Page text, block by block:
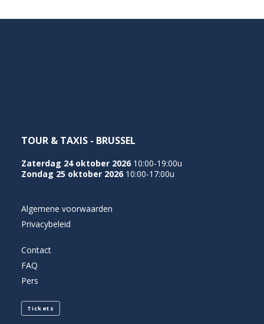
TOUR & TAXIS - BRUSSEL
Zaterdag 24 oktober 2026 10:00-19:00u
Zondag 25 oktober 2026 10:00-17:00u
Algemene voorwaarden
Privacybeleid
Contact
FAQ
Pers
Tickets